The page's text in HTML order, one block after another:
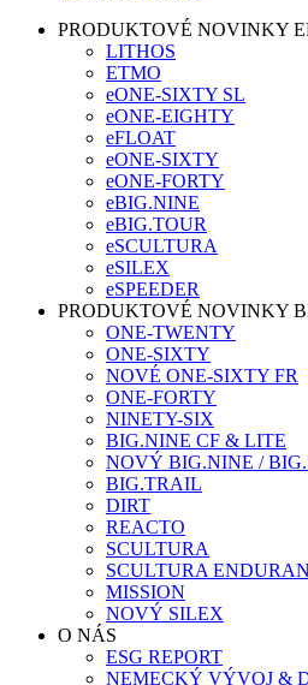
PRODUKTOVÉ NOVINKY
LITHOS
ETMO
eONE-SIXTY SL
eONE-EIGHTY
eFLOAT
eONE-SIXTY
eONE-FORTY
eBIG.NINE
eBIG.TOUR
eSCULTURA
eSILEX
eSPEEDER
PRODUKTOVÉ NOVINKY
ONE-TWENTY
ONE-SIXTY
NOVÉ ONE-SIXTY FR
ONE-FORTY
NINETY-SIX
BIG.NINE CF & LITE
NOVÝ BIG.NINE /
BIG.TRAIL
DIRT
REACTO
SCULTURA
SCULTURA
MISSION
NOVÝ SILEX
O NÁS
ESG REPORT
NEMECKÝ VÝVOJ &